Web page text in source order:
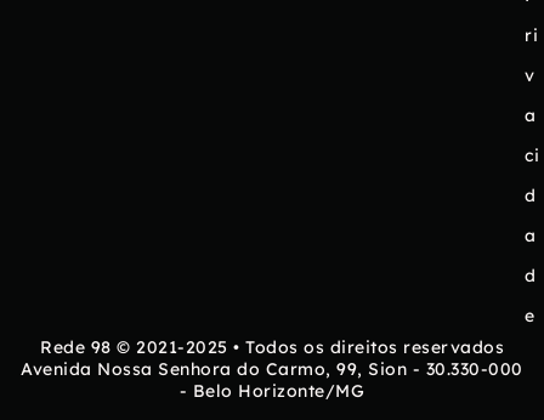
ri
v
a
ci
d
a
d
e
Rede 98 © 2021-2025 • Todos os direitos reservados
Avenida Nossa Senhora do Carmo, 99, Sion - 30.330-000
- Belo Horizonte/MG